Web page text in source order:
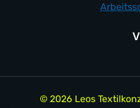
© 2026 Leos